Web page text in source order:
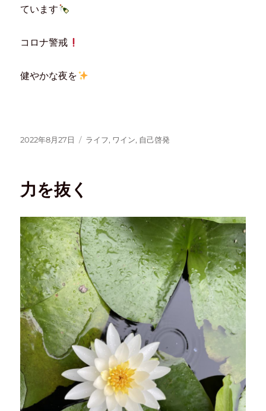
ています
コロナ警戒
健やかな夜を
2022年8月27日 ライフ, ワイン, 自己啓発
力を抜く